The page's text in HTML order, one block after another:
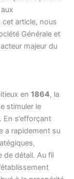
article, nous
Générale et
majeur du
en 1864, la
stimuler le
s’efforçant
a rapidement su
de détail. Au fil